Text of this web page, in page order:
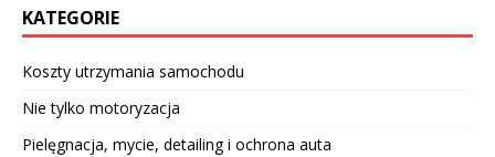
KATEGORIE
Koszty utrzymania samochodu
Nie tylko motoryzacja
Pielęgnacja, mycie, detailing i ochrona auta